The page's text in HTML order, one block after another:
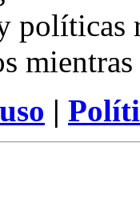
políticas
|